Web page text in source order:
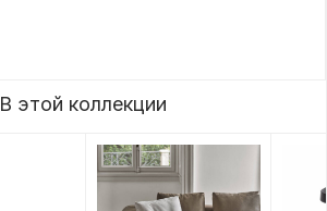
В этой коллекции